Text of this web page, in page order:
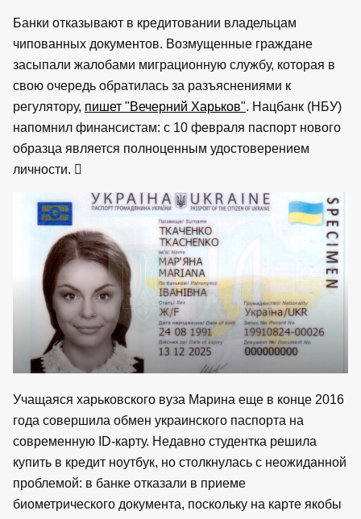
Банки отказывают в кредитовании владельцам
чипованных документов. Возмущенные граждане
засыпали жалобами миграционную службу, которая в
свою очередь обратилась за разъяснениями к
регулятору, пишет "Вечерний Харьков". Нацбанк (НБУ)
напомнил финансистам: с 10 февраля паспорт нового
образца является полноценным удостоверением
личности.
Учащаяся харьковского вуза Марина еще в конце 2016
года совершила обмен украинского паспорта на
современную ID-карту. Недавно студентка решила
купить в кредит ноутбук, но столкнулась с неожиданной
проблемой: в банке отказали в приеме
биометрического документа, поскольку на карте якобы